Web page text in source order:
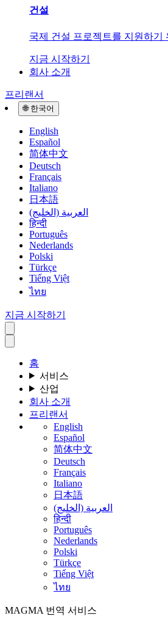
건설
국제 건설 프로젝트를 지원하기
지금 시작하기
회사 소개
프리랜서
🌐 한국어
English
Español
简体中文
Deutsch
Français
Italiano
日本語
العربية (الخليج)
हिन्दी
Português
Nederlands
Polski
Türkçe
Tiếng Việt
ไทย
지금 시작하기
홈
서비스
산업
회사 소개
프리랜서
English
Español
简体中文
Deutsch
Français
Italiano
日本語
العربية (الخليج)
हिन्दी
Português
Nederlands
Polski
Türkçe
Tiếng Việt
ไทย
MAGMA 번역 서비스